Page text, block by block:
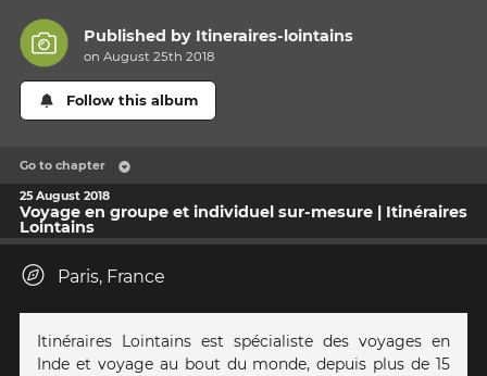
Published by Itineraires-lointains
on August 25th 2018
Follow this album
Go to chapter
25 August 2018
Voyage en groupe et individuel sur-mesure | Itinéraires
Lointains
Paris, France
Itinéraires Lointains est spécialiste des voyages en
Inde et voyage au bout du monde, depuis plus de 15